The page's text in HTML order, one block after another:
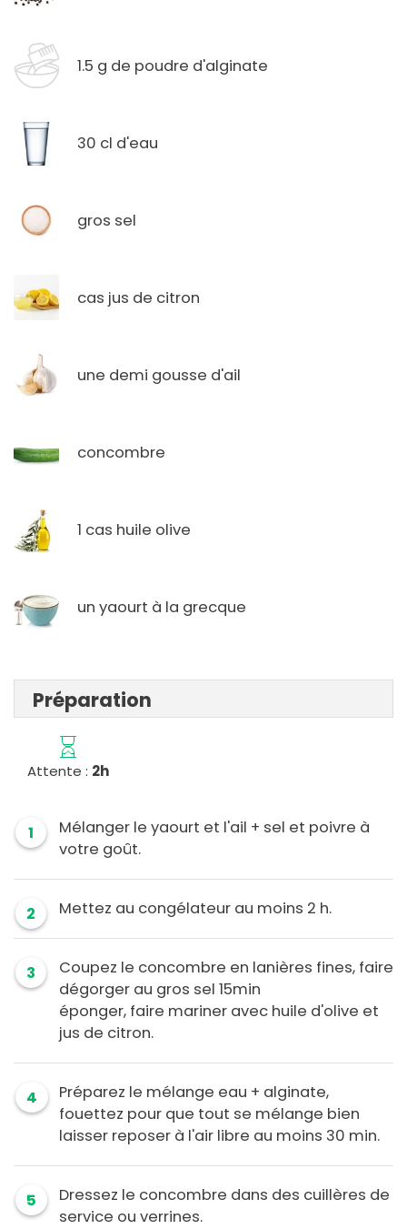
1.5 g de poudre d'alginate
30 cl d'eau
gros sel
cas jus de citron
une demi gousse d'ail
concombre
1 cas huile olive
un yaourt à la grecque
Préparation
Attente : 2h
1
Mélanger le yaourt et l'ail + sel et poivre à
votre goût.
2 Mettez au congélateur au moins 2 h.
3
Coupez le concombre en lanières fines, faire
dégorger au gros sel 15min
éponger, faire mariner avec huile d'olive et
jus de citron.
4
Préparez le mélange eau + alginate,
fouettez pour que tout se mélange bien
laisser reposer à l'air libre au moins 30 min.
5
Dressez le concombre dans des cuillères de
service ou verrines.